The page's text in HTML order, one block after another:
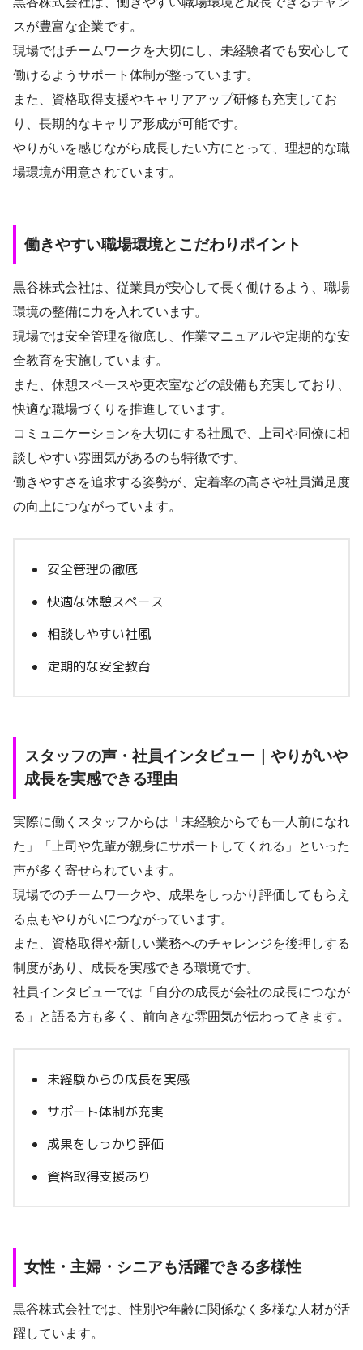
スが豊富な企業です。
現場ではチームワークを大切にし、未経験者でも安心して
働けるようサポート体制が整っています。
また、資格取得支援やキャリアアップ研修も充実してお
り、長期的なキャリア形成が可能です。
やりがいを感じながら成長したい方にとって、理想的な職
場環境が用意されています。
働きやすい職場環境とこだわりポイント
黒谷株式会社は、従業員が安心して長く働けるよう、職場
環境の整備に力を入れています。
現場では安全管理を徹底し、作業マニュアルや定期的な安
全教育を実施しています。
また、休憩スペースや更衣室などの設備も充実しており、
快適な職場づくりを推進しています。
コミュニケーションを大切にする社風で、上司や同僚に相
談しやすい雰囲気があるのも特徴です。
働きやすさを追求する姿勢が、定着率の高さや社員満足度
の向上につながっています。
安全管理の徹底
快適な休憩スペース
相談しやすい社風
定期的な安全教育
スタッフの声・社員インタビュー｜やりがいや
成長を実感できる理由
実際に働くスタッフからは「未経験からでも一人前になれ
た」「上司や先輩が親身にサポートしてくれる」といった
声が多く寄せられています。
現場でのチームワークや、成果をしっかり評価してもらえ
る点もやりがいにつながっています。
また、資格取得や新しい業務へのチャレンジを後押しする
制度があり、成長を実感できる環境です。
社員インタビューでは「自分の成長が会社の成長につなが
る」と語る方も多く、前向きな雰囲気が伝わってきます。
未経験からの成長を実感
サポート体制が充実
成果をしっかり評価
資格取得支援あり
女性・主婦・シニアも活躍できる多様性
黒谷株式会社では、性別や年齢に関係なく多様な人材が活
躍しています。